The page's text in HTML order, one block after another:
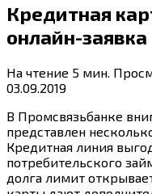
Кредитная
онлайн-заявка
На чтение 5 мин.
03.09.2019
В Промсвязьбанке
представлен
Кредитная линия
потребительского
долга лимит